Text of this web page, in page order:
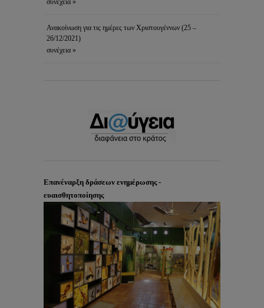
Ανακοίνωση για τις ημέρες των Χριστουγέννων (25 –
26/12/2021)
συνέχεια »
Επανέναρξη δράσεων ενημέρωσης -
ευαισθητοποίησης